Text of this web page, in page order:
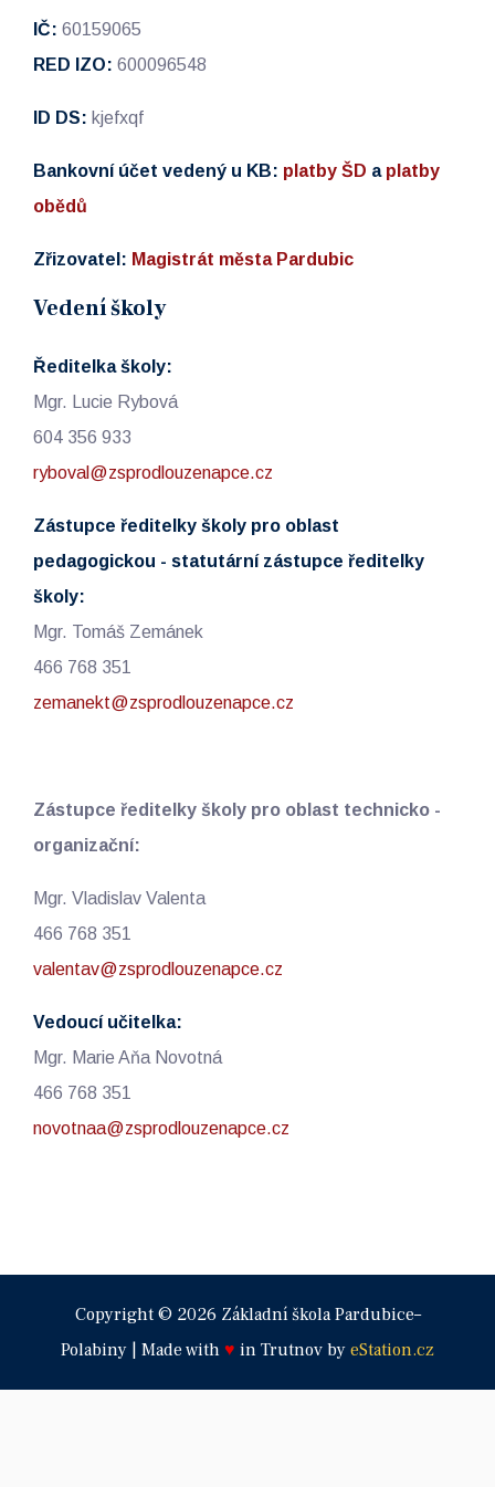
IČ: 60159065
RED IZO: 600096548
ID DS: kjefxqf
Bankovní účet vedený u KB: platby ŠD a platby
obědů
Zřizovatel: Magistrát města Pardubic
Vedení školy
Ředitelka školy:
Mgr. Lucie Rybová
604 356 933
ryboval@zsprodlouzenapce.cz
Zástupce ředitelky školy pro oblast
pedagogickou - statutární zástupce ředitelky
školy:
Mgr. Tomáš Zemánek
466 768 351
zemanekt@zsprodlouzenapce.cz
Zástupce ředitelky školy pro oblast technicko -
organizační:
Mgr. Vladislav Valenta
466 768 351
valentav@zsprodlouzenapce.cz
Vedoucí učitelka:
Mgr. Marie Aňa Novotná
466 768 351
novotnaa@zsprodlouzenapce.cz
Copyright © 2026 Základní škola Pardubice–
Polabiny | Made with ♥ in Trutnov by eStation.cz